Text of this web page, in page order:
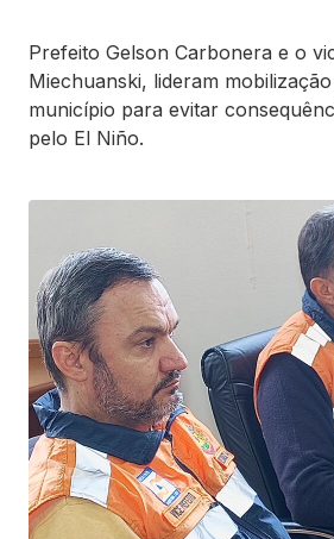
Prefeito Gelson Carbonera e o
Miechuanski, lideram
município para evitar
pelo El Niño.